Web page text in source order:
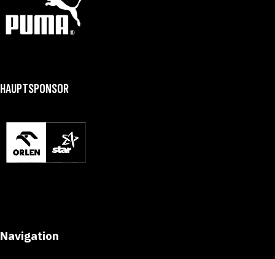
HAUPTSPONSOR
Navigation